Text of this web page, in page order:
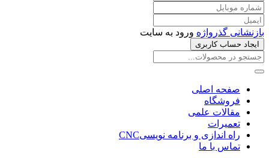
بازنشانی گذرواژه ورود به سایت
ایجاد حساب کاربری
صفحه اصلی
فروشگاه
مقالات علمی
تعمیرات
راه اندازی و برنامه نویسیCNC
تماس با ما